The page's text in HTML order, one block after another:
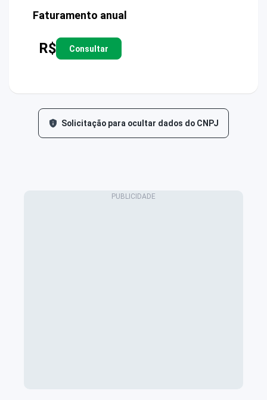
Faturamento anual
R$ Consultar
Solicitação para ocultar dados do CNPJ